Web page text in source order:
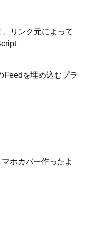
リンク元によって
Feedを埋め込むプラ
ホカバー作ったよ